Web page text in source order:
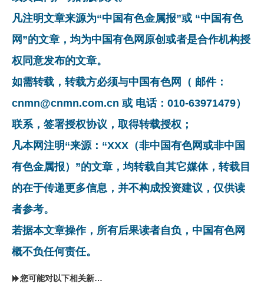
凡注明文章来源为“中国有色金属报”或 “中国有色
网”的文章，均为中国有色网原创或者是合作机构授
权同意发布的文章。
如需转载，转载方必须与中国有色网（ 邮件：
cnmn@cnmn.com.cn 或 电话：010-63971479）
联系，签署授权协议，取得转载授权；
凡本网注明“来源：“XXX（非中国有色网或非中国
有色金属报）”的文章，均转载自其它媒体，转载目
的在于传递更多信息，并不构成投资建议，仅供读
者参考。
若据本文章操作，所有后果读者自负，中国有色网
概不负任何责任。
您可能对以下相关新闻同样感兴趣